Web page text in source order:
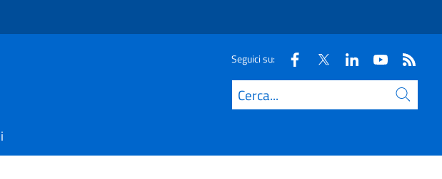
Seguici su:
Cerca